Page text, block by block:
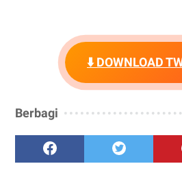
⬇️ DOWNLOAD
Berbagi